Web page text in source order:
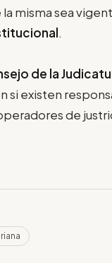
misma sea
.
de la
si existen
de